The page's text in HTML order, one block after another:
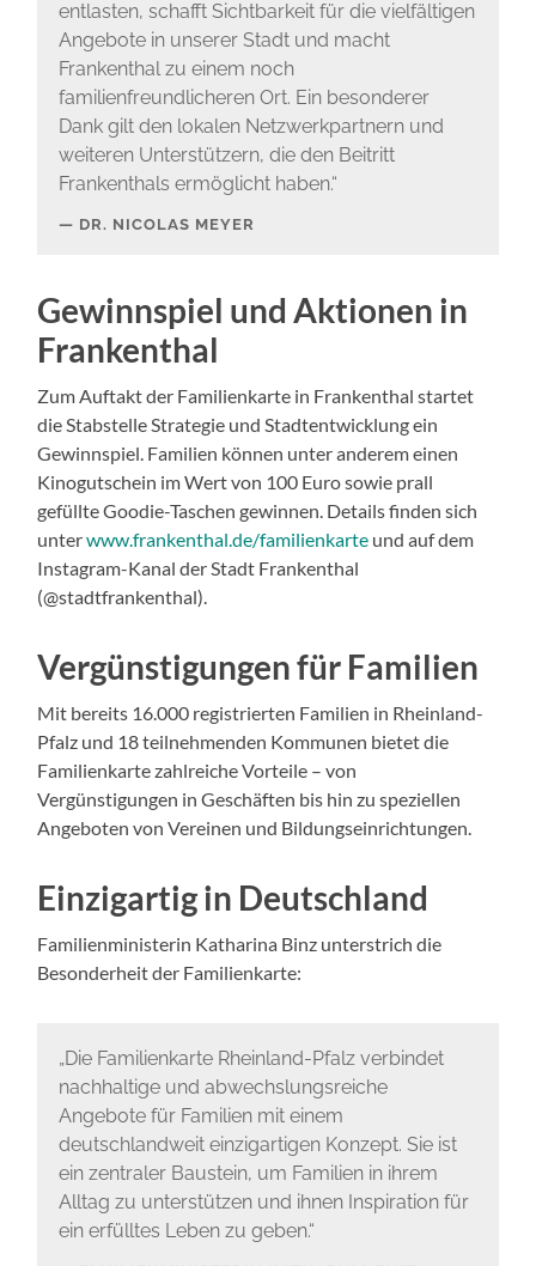
entlasten, schafft Sichtbarkeit für die vielfältigen
Angebote in unserer Stadt und macht
Frankenthal zu einem noch
familienfreundlicheren Ort. Ein besonderer
Dank gilt den lokalen Netzwerkpartnern und
weiteren Unterstützern, die den Beitritt
Frankenthals ermöglicht haben.“
DR. NICOLAS MEYER
Gewinnspiel und Aktionen in
Frankenthal
Zum Auftakt der Familienkarte in Frankenthal startet
die Stabstelle Strategie und Stadtentwicklung ein
Gewinnspiel. Familien können unter anderem einen
Kinogutschein im Wert von 100 Euro sowie prall
gefüllte Goodie-Taschen gewinnen. Details finden sich
unterwww.frankenthal.de/familienkarte und auf dem
Instagram-Kanal der Stadt Frankenthal
(@stadtfrankenthal).
Vergünstigungen für Familien
Mit bereits 16.000 registrierten Familien in Rheinland-
Pfalz und 18 teilnehmenden Kommunen bietet die
Familienkarte zahlreiche Vorteile – von
Vergünstigungen in Geschäften bis hin zu speziellen
Angeboten von Vereinen und Bildungseinrichtungen.
Einzigartig in Deutschland
Familienministerin Katharina Binz unterstrich die
Besonderheit der Familienkarte:
„Die Familienkarte Rheinland-Pfalz verbindet
nachhaltige und abwechslungsreiche
Angebote für Familien mit einem
deutschlandweit einzigartigen Konzept. Sie ist
ein zentraler Baustein, um Familien in ihrem
Alltag zu unterstützen und ihnen Inspiration für
ein erfülltes Leben zu geben.“